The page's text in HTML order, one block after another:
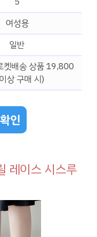
여성용
일반
켓배송 상품 19,800
상 구매 시)
인
레이스 시스루